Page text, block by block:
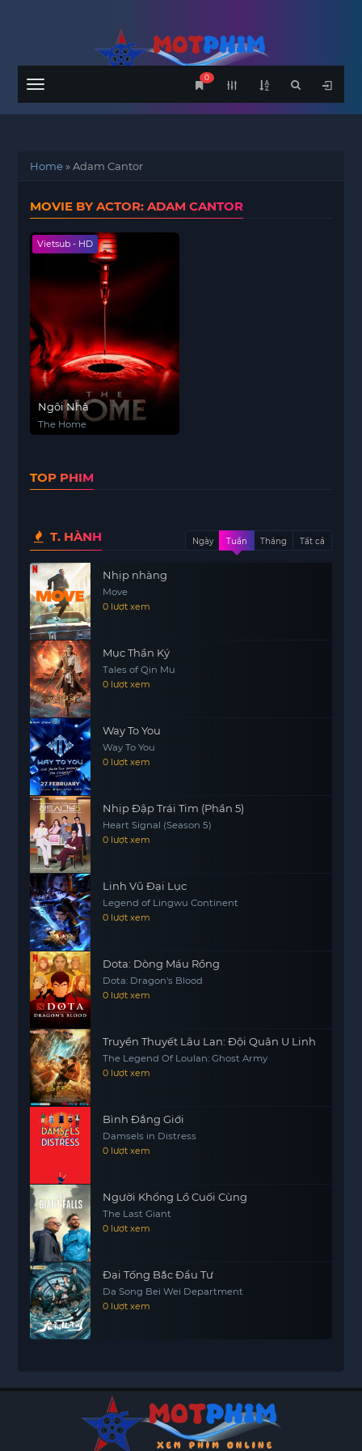
Menu
0
Home»Adam Cantor
MOVIE BY ACTOR: ADAM CANTOR
Vietsub - HD
Ngôi Nhà
The Home
TOP PHIM
T. HÀNH Ngày Tuần Tháng Tất cả
Nhịp nhàng
Move
0 lượt xem
Mục Thần Ký
Tales of Qin Mu
0 lượt xem
Way To You
Way To You
0 lượt xem
Nhịp Đập Trái Tim (Phần 5)
Heart Signal (Season 5)
0 lượt xem
Linh Vũ Đại Lục
Legend of Lingwu Continent
0 lượt xem
Dota: Dòng Máu Rồng
Dota: Dragon's Blood
0 lượt xem
Truyền Thuyết Lâu Lan: Đội Quân U Linh
The Legend Of Loulan: Ghost Army
0 lượt xem
Bình Đẳng Giới
Damsels in Distress
0 lượt xem
Người Khổng Lồ Cuối Cùng
The Last Giant
0 lượt xem
Đại Tống Bắc Đẩu Tư
Da Song Bei Wei Department
0 lượt xem